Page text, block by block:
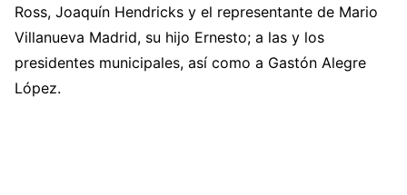
Ross, Joaquín Hendricks y el representante de Mario
Villanueva Madrid, su hijo Ernesto; a las y los
presidentes municipales, así como a Gastón Alegre
López.